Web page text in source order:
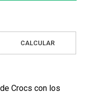
CALCULAR
Crocs con los